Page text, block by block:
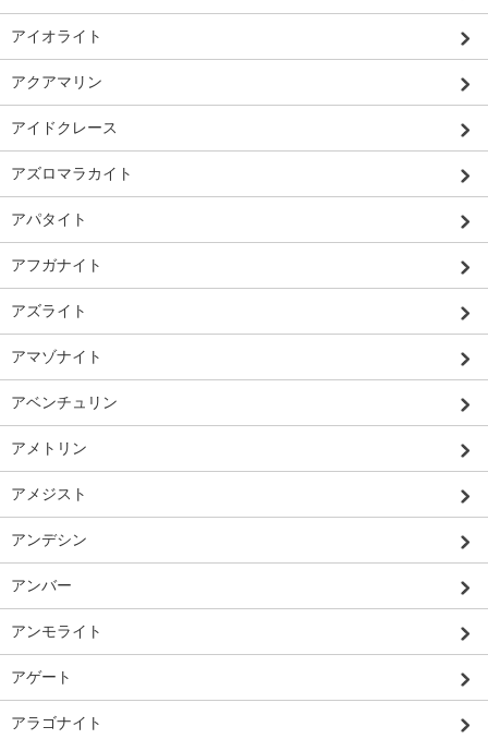
アイオライト
アクアマリン
アイドクレース
アズロマラカイト
アパタイト
アフガナイト
アズライト
アマゾナイト
アベンチュリン
アメトリン
アメジスト
アンデシン
アンバー
アンモライト
アゲート
アラゴナイト